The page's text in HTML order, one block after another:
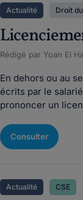
Actualité Droit
Rédigé par Yoan El
En dehors ou au
écrits par le
prononcer un
Consulter
Actualité CSE